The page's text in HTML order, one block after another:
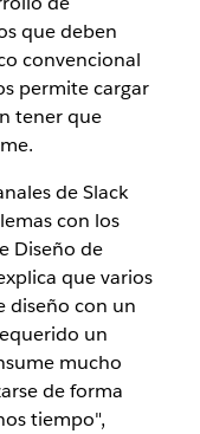
que deben
convencional
permite cargar
tener que
de Slack
con los
Diseño de
que varios
diseño con un
un
mucho
de forma
tiempo",